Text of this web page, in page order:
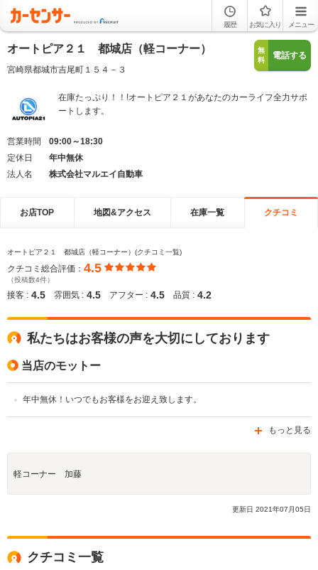
履歴 お気に入り メニュー
オートピア２１ 都城店（軽コーナー）
宮崎県都城市吉尾町１５４－３
無
料
電話する
在庫たっぷり！！!オートピア２１があなたのカーライフ全力サポ
ートします。
営業時間
09:00～18:30
定休日
年中無休
法人名
株式会社マルエイ自動車
お店TOP 地図&アクセス 在庫一覧 クチコミ
オートピア２１ 都城店（軽コーナー）(クチコミ一覧)
クチコミ総合評価： 4.5
（投稿数4件）
接客 : 4.5 雰囲気 : 4.5 アフター : 4.5 品質 : 4.2
私たちはお客様の声を大切にしております
当店のモットー
年中無休！いつでもお客様をお迎え致します。
もっと見る
軽コーナー 加藤
更新日 2021年07 月05日
クチコミ一覧